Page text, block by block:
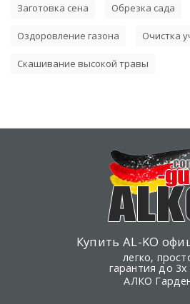
Заготовка сена Обрезка сада
Оздоровление газона Очистка
Скашивание высокой травы
Купить AL-KO
легко,
гарантия до 3х
АЛКО